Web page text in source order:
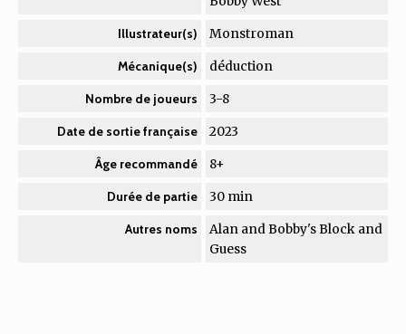
Illustrateur(s) Monstroman
Mécanique(s) déduction
Nombre de joueurs 3-8
Date de sortie française 2023
Âge recommandé 8+
Durée de partie 30 min
Autres noms
Alan and Bobby's Block and
Guess